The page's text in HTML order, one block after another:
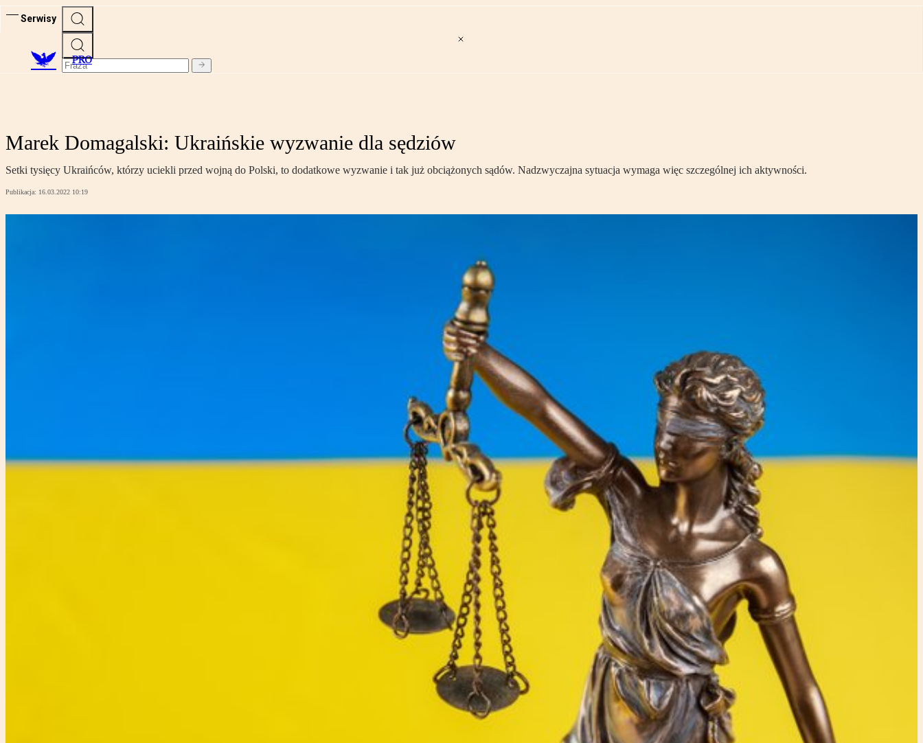
Serwisy
PRO
Marek Domagalski: Ukraińskie wyzwanie dla sędziów
Setki tysięcy Ukraińców, którzy uciekli przed wojną do Polski, to dodatkowe wyzwanie i tak już obciążonych sądów. Nadzwyczajna sytuacja wymaga więc szczególnej ich aktywności.
Publikacja: 16.03.2022 10:19